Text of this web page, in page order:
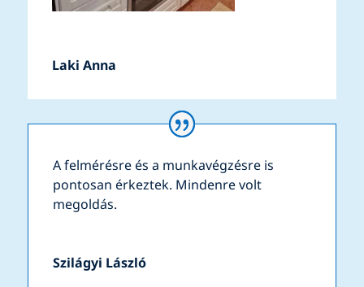
Laki Anna
A felmérésre és a munkavégzésre is
pontosan érkeztek. Mindenre volt
megoldás.
Szilágyi László